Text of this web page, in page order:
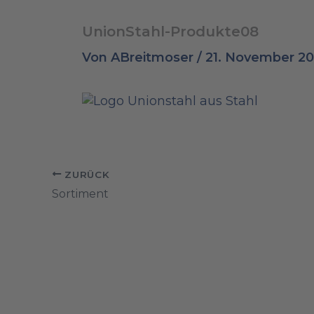
UnionStahl-Produkte08
Von ABreitmoser / 21. November
ZURÜCK
Sortiment